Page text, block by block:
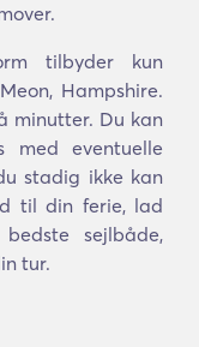
tilbyder kun
Hampshire.
minutter. Du kan
med eventuelle
stadig ikke kan
til din ferie, lad
sejlbåde,
tur.